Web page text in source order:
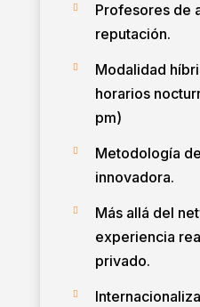

Profesores de
reputación.

Modalidad
horarios
pm)

Metodología
innovadora.

Más allá del
experiencia
privado.
